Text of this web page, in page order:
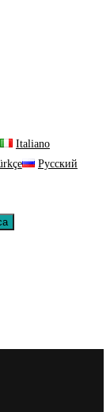
Italiano
Русский